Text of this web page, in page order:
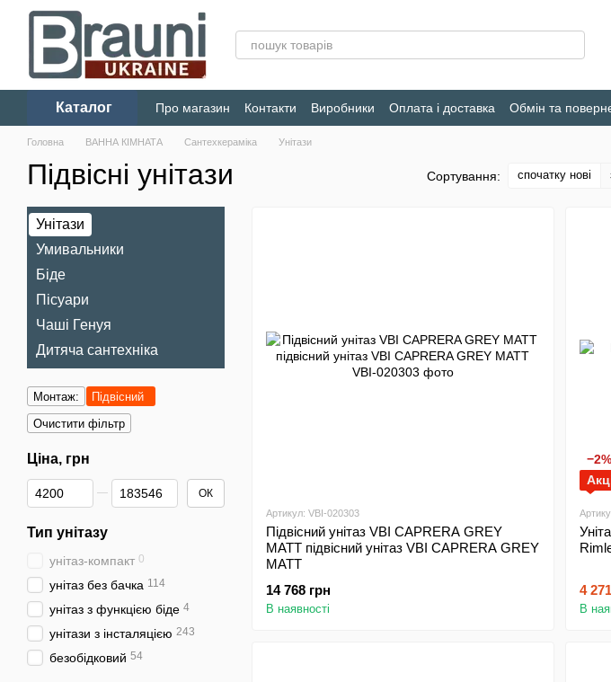
Перейти до основного контенту
Каталог Про магазин Контакти Виробники Оплата і доставка Обмін та
Конфіденційність
Головна ВАННА КІМНАТА Сантехкераміка Унітази
Підвісні унітази Сортування: спочатку нові
Артикул: VBI-020303
Підвісний унітаз VBI CAPRERA GREY
MATT підвісний унітаз VBI CAPRERA GREY
MATT
14 768 грн
В наявності
−2%
4
В
Унітази
Умивальники
Біде
Пісуари
Чаші Генуя
Дитяча сантехніка
Монтаж:
Підвісний
Очистити фільтр
Ціна, грн
Від Ціна, грн
До Ціна, грн ОК
Тип унітазу
унітаз-компакт 0
унітаз без бачка 114
унітаз з функцією біде 4
унітази з інсталяцією 243
безобідковий 54